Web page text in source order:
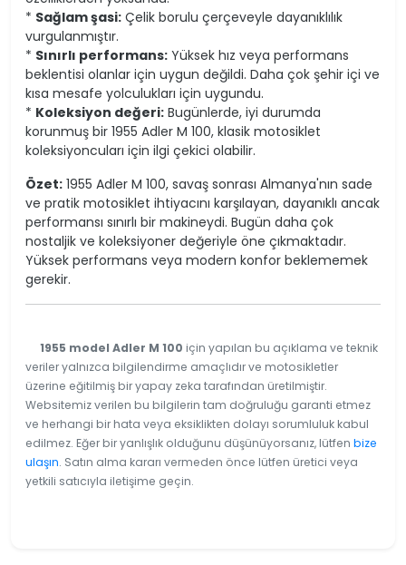
* Sağlam şasi: Çelik borulu çerçeveyle dayanıklılık
vurgulanmıştır.
* Sınırlı performans: Yüksek hız veya performans
beklentisi olanlar için uygun değildi. Daha çok şehir içi ve
kısa mesafe yolculukları için uygundu.
* Koleksiyon değeri: Bugünlerde, iyi durumda
korunmuş bir 1955 Adler M 100, klasik motosiklet
koleksiyoncuları için ilgi çekici olabilir.
Özet: 1955 Adler M 100, savaş sonrası Almanya'nın sade
ve pratik motosiklet ihtiyacını karşılayan, dayanıklı ancak
performansı sınırlı bir makineydi. Bugün daha çok
nostaljik ve koleksiyoner değeriyle öne çıkmaktadır.
Yüksek performans veya modern konfor beklememek
gerekir.
1955 model Adler M 100 için yapılan bu açıklama ve teknik
veriler yalnızca bilgilendirme amaçlıdır ve motosikletler
üzerine eğitilmiş bir yapay zeka tarafından üretilmiştir.
Websitemiz verilen bu bilgilerin tam doğruluğu garanti etmez
ve herhangi bir hata veya eksiklikten dolayı sorumluluk kabul
edilmez. Eğer bir yanlışlık olduğunu düşünüyorsanız, lütfen bize
ulaşın. Satın alma kararı vermeden önce lütfen üretici veya
yetkili satıcıyla iletişime geçin.